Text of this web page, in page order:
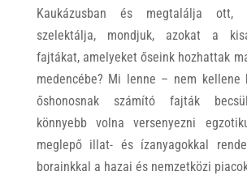
Kaukázusban és megtalálja ott,
szelektálja, mondjuk, azokat a
fajtákat, amelyeket őseink hozhattak
medencébe? Mi lenne – nem kellene
őshonosnak számító fajták
könnyebb volna versenyezni
meglepő illat- és ízanyagokkal
borainkkal a hazai és nemzetközi